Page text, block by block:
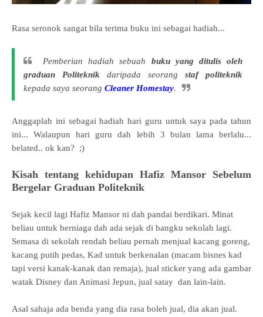
Rasa seronok sangat bila terima buku ini sebagai hadiah...
Pemberian hadiah sebuah buku yang ditulis oleh
graduan Politeknik daripada seorang staf politeknik
kepada saya seorang Cleaner Homestay.
Anggaplah ini sebagai hadiah hari guru untuk saya pada tahun
ini... Walaupun hari guru dah lebih 3 bulan lama berlalu...
belated.. ok kan? ;)
Kisah tentang kehidupan Hafiz Mansor Sebelum
Bergelar Graduan Politeknik
Sejak kecil lagi Hafiz Mansor ni dah pandai berdikari. Minat
beliau untuk berniaga dah ada sejak di bangku sekolah lagi.
Semasa di sekolah rendah beliau pernah menjual kacang goreng,
kacang putih pedas, Kad untuk berkenalan (macam bisnes kad
tapi versi kanak-kanak dan remaja), jual sticker yang ada gambar
watak Disney dan Animasi Jepun, jual satay dan lain-lain.
Asal sahaja ada benda yang dia rasa boleh jual, dia akan jual.